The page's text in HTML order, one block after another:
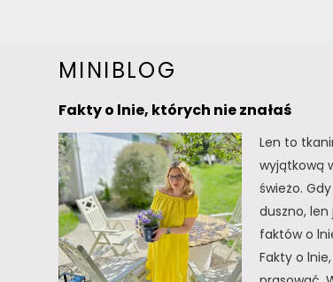
MINIBLOG
Fakty o lnie, których nie znałaś
Len to
wyjątkową
świeżo.
duszno, len
faktów o
Fakty o